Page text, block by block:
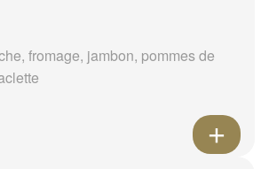
fromage, jambon, pommes de